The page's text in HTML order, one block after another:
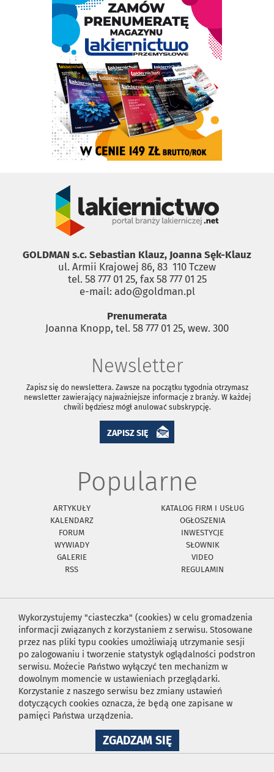
GOLDMAN s.c. Sebastian Klauz, Joanna Sęk-Klauz
ul. Armii Krajowej 86, 83 ­ 110 Tczew
tel. 58 777 01 25, fax 58 777 01 25
e-mail: ado@goldman.pl
Prenumerata
Joanna Knopp, tel. 58 777 01 25, wew. 300
Newsletter
Zapisz się do newslettera. Zawsze na początku tygodnia otrzymasz
newsletter zawierający najważniejsze informacje z branży. W każdej
chwili będziesz mógł anulować subskrypcję.
ZAPISZ SIĘ
Popularne
ARTYKUŁY
KATALOG FIRM I USŁUG
KALENDARZ
OGŁOSZENIA
FORUM
INWESTYCJE
WYWIADY
SŁOWNIK
GALERIE
VIDEO
RSS
REGULAMIN
Wykorzystujemy "ciasteczka" (cookies) w celu gromadzenia
informacji związanych z korzystaniem z serwisu. Stosowane
przez nas pliki typu cookies umożliwiają utrzymanie sesji
po zalogowaniu i tworzenie statystyk oglądalności podstron
serwisu. Możecie Państwo wyłączyć ten mechanizm w
dowolnym momencie w ustawieniach przeglądarki.
Korzystanie z naszego serwisu bez zmiany ustawień
dotyczących cookies oznacza, że będą one zapisane w
pamięci Państwa urządzenia.
ZGADZAM SIĘNA
WYKORZYSTANIE